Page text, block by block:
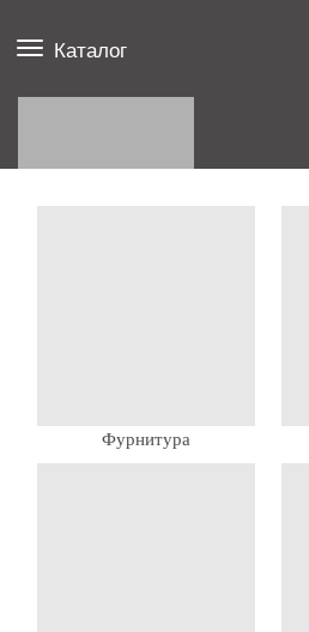
Каталог
Фурнитура